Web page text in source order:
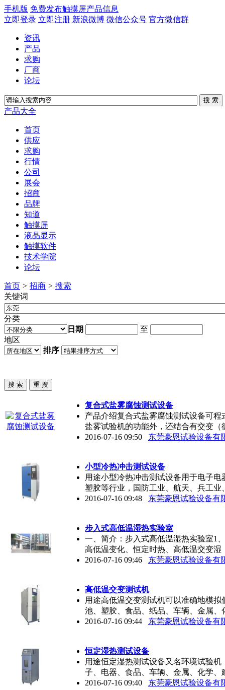
手机版 免费发布触摸屏产品信息
立即登录 立即注册 新浪微博 微信公众号 官方微信群
资讯
产品
求购
厂商
论坛
产品大全
首页
供应
求购
行情
公司
展会
招商
品牌
知道
触摸屏
液晶显示
触摸软件
技术学院
论坛
首页 > 招商 > 搜索
关键词
分类
日期
至
地区
排序
复合式盐雾腐蚀测试设备
产品介绍复合式盐雾腐蚀测试设备可
盐雾试验机的功能外，还结合有交变（
2016-07-16 09:50
东莞豪恩试验设备有
小型冷热冲击测试设备
用途小型冷热冲击测试设备用于电子
塑胶等行业，国防工业、航天、兵工业
2016-07-16 09:48
东莞豪恩试验设备有
步入式高低温湿热实验室
一、简介：步入式高低温湿热实验室1
高低温变化、恒定时热、高低温交变湿
2016-07-16 09:46
东莞豪恩试验设备有
高低温交变测试机
用途高低温交变测试机可以准确地模
池、塑胶、食品、纸品、车辆、金属、
2016-07-16 09:44
东莞豪恩试验设备有
恒定湿热测试设备
用途恒定湿热测试设备又名环境试验
子、电器、食品、车辆、金属、化学、
2016-07-16 09:40
东莞豪恩试验设备有